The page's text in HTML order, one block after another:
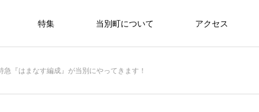
特集 当別町について アクセス
急『はまなす編成』が当別にやってきます！